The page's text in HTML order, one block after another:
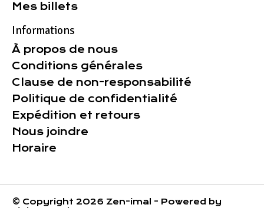
Mes billets
Informations
À propos de nous
Conditions générales
Clause de non-responsabilité
Politique de confidentialité
Expédition et retours
Nous joindre
Horaire
© Copyright 2026 Zen-imal - Powered by